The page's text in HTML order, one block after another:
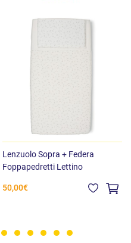
Lenzuolo Sopra + Federa
Foppapedretti Lettino
50,00€